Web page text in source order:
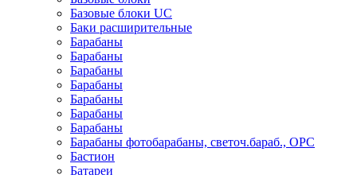
Базовые блоки UC
Баки расширительные
Барабаны
Барабаны
Барабаны
Барабаны
Барабаны
Барабаны
Барабаны
Барабаны фотобарабаны, светоч.бараб., OPC
Бастион
Батареи